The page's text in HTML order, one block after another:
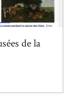
de la